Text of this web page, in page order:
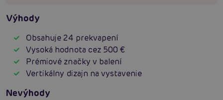
Výhody
Obsahuje 24 prekvapení
Vysoká hodnota cez 500 €
Prémiové značky v balení
Vertikálny dizajn na vystavenie
Nevýhody